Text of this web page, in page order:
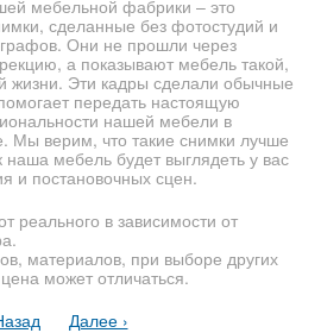
мебельной фабрики – это
сделанные без фотостудий и
Они не прошли через
а показывают мебель такой,
жизни. Эти кадры сделали обычные
передать настоящую
нашей мебели в
Мы верим, что такие снимки лучше
наша мебель будет выглядеть у вас
и постановочных сцен.
реального в зависимости от
материалов, при выборе других
может отличаться.
Далее ›